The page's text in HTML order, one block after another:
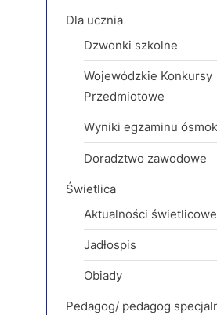
Dla ucznia
Dzwonki szkolne
Wojewódzkie Konkursy
Przedmiotowe
Wyniki egzaminu
Doradztwo zawodowe
Świetlica
Aktualności świetlicowe
Jadłospis
Obiady
Pedagog/ pedagog